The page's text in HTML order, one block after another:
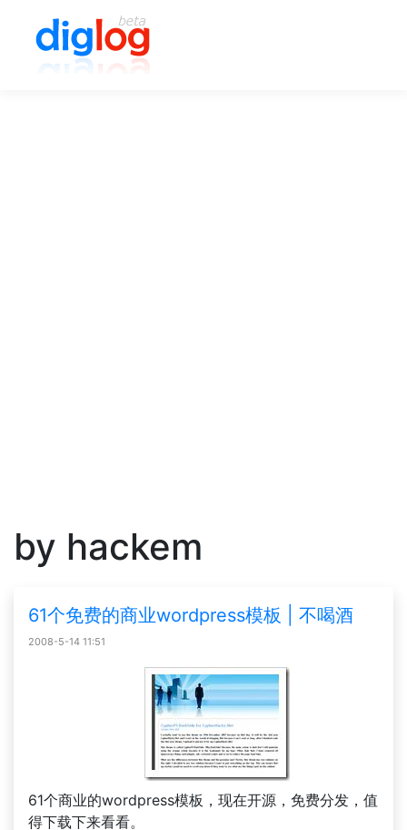
by hackem
61个免费的商业wordpress模板 | 不喝酒
2008-5-14 11:51
61个商业的wordpress模板，现在开源，免费分发，值
得下载下来看看。